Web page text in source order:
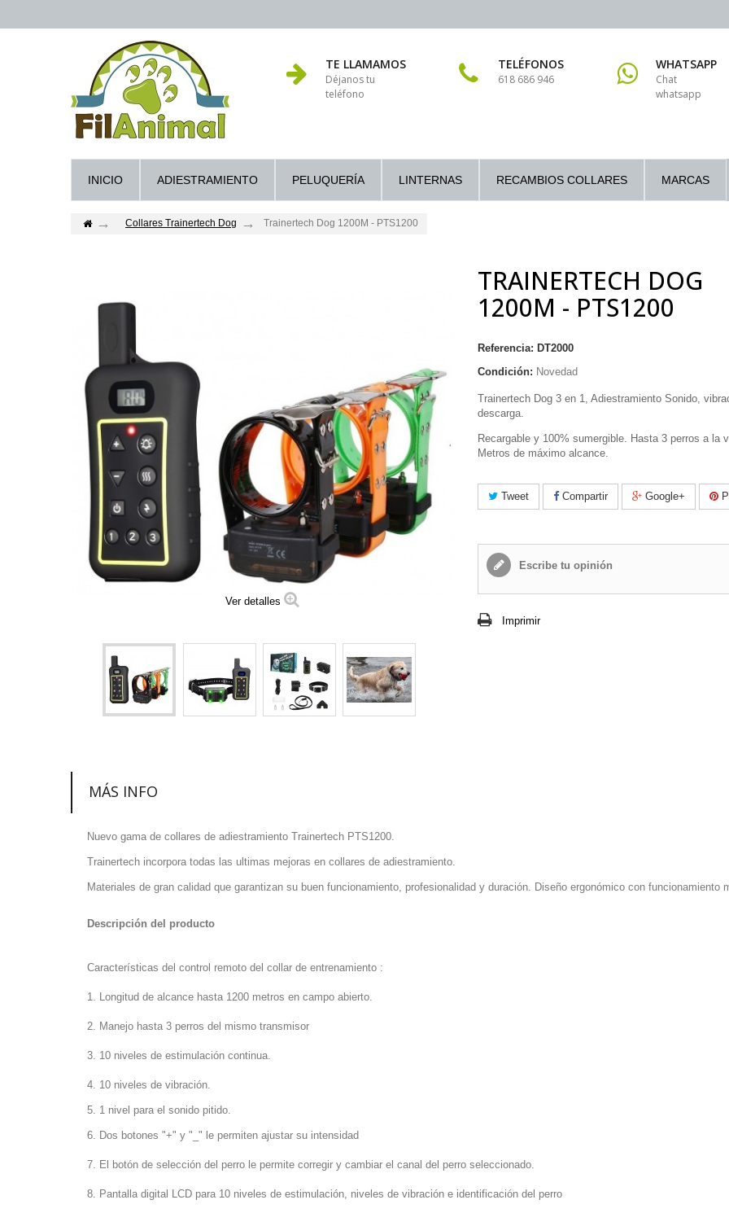
TE LLAMAMOS
Déjanos tu
teléfono
TELÉFONOS
618 686 946
WHATSAPP
Chat
whatsapp
INICIO ADIESTRAMIENTO PELUQUERÍA LINTERNAS RECAMBIOS COLLARES MARCAS
Collares Trainertech Dog Trainertech Dog 1200M - PTS1200
Ver detalles
TRAINERTECH DOG
1200M - PTS1200
Referencia: DT2000
Condición: Novedad
Trainertech Dog 3 en 1, Adiestramiento Sonido,
descarga.
Recargable y 100% sumergible. Hasta 3 perros a la
Metros de máximo alcance.
Tweet Compartir Google+
Escribe tu opinión
Imprimir
MÁS INFO
Nuevo gama de collares de adiestramiento Trainertech PTS1200.
Trainertech incorpora todas las ultimas mejoras en collares de adiestramiento.
Materiales de gran calidad que garantizan su buen funcionamiento, profesionalidad y duración. Diseño ergonómico con funcionamiento
Descripción del producto
Características del control remoto del collar de entrenamiento :
1. Longitud de alcance hasta 1200 metros en campo abierto.
2. Manejo hasta 3 perros del mismo transmisor
3. 10 niveles de estimulación continua.
4. 10 niveles de vibración.
5. 1 nivel para el sonido pitido.
6. Dos botones "+" y "_" le permiten ajustar su intensidad
7. El botón de selección del perro le permite corregir y cambiar el canal del perro seleccionado.
8. Pantalla digital LCD para 10 niveles de estimulación, niveles de vibración e identificación del perro